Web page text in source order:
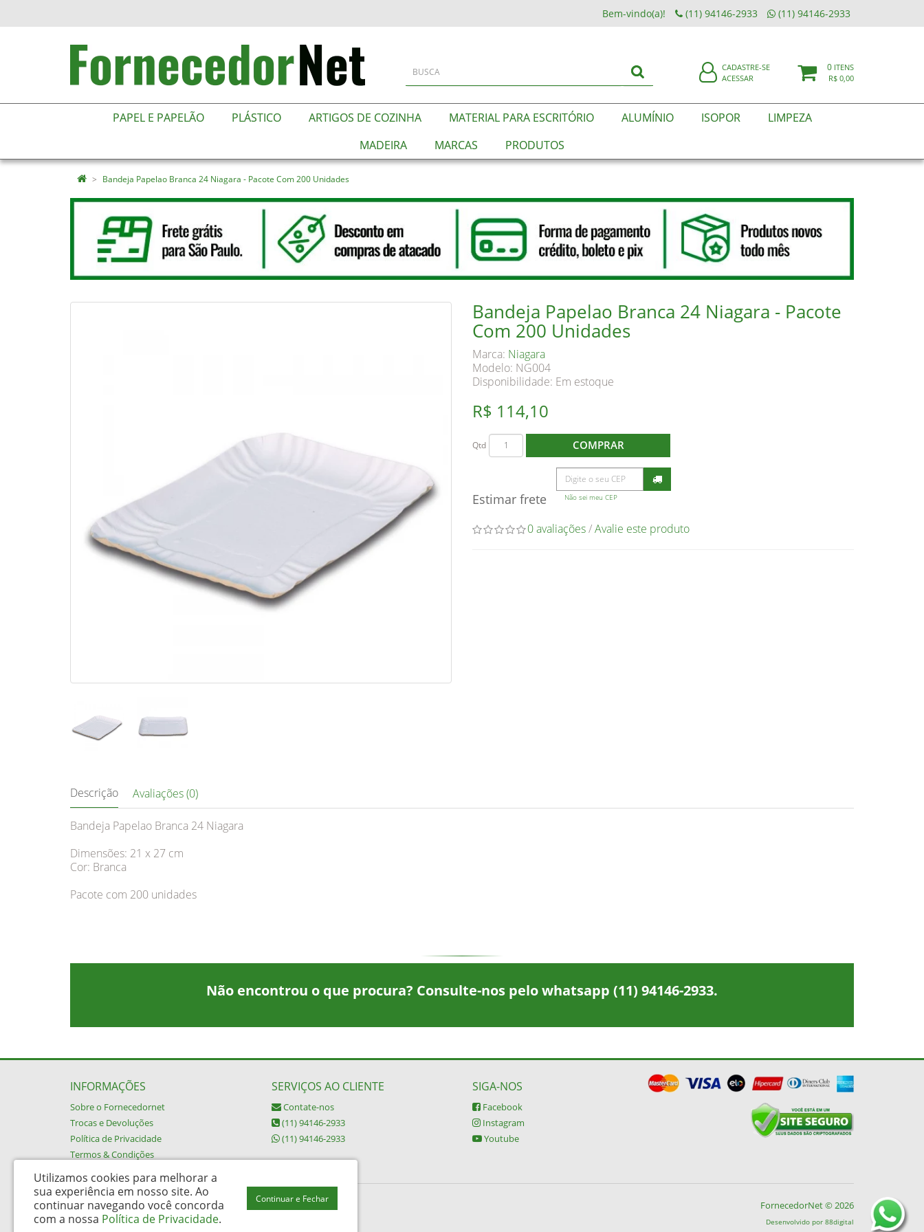
Bem-vindo(a)! (11) 94146-2933 (11) 94146-2933
CADASTRE-SE
ACESSAR
0 ITENS
R$ 0,00
PAPEL E PAPELÃO PLÁSTICO ARTIGOS DE COZINHA MATERIAL PARA ESCRITÓRIO ALUMÍNIO ISOPOR
LIMPEZA
MADEIRA
MARCAS PRODUTOS
Bandeja Papelao Branca 24 Niagara - Pacote Com 200 Unidades
Bandeja Papelao Branca 24 Niagara - Pacote
Com 200 Unidades
Marca: Niagara
Modelo: NG004
Disponibilidade: Em estoque
R$ 114,10
Qtd COMPRAR
Estimar frete Não sei meu CEP
0 avaliações/Avalie este produto
Descrição Avaliações (0)
Bandeja Papelao Branca 24 Niagara
Dimensões: 21 x 27 cm
Cor: Branca
Pacote com 200 unidades
Não encontrou o que procura? Consulte-nos pelo whatsapp (11) 94146-2933.
INFORMAÇÕES
Sobre o Fornecedornet
Trocas e Devoluções
Política de Privacidade
Termos & Condições
SERVIÇOS AO CLIENTE
Contate-nos
(11) 94146-2933
(11) 94146-2933
SIGA-NOS
Facebook
Instagram
Youtube
Buypack Brasil Descartáveis Ltda - CNPJ: 06.002.162/0001-45
Rua da Alfândega 487 – Brás - São Paulo / SP - CEP: 03006-030
FornecedorNet © 2026
Desenvolvido por 88digital
Utilizamos cookies para melhorar a
sua experiência em nosso site. Ao
continuar navegando você concorda
com a nossa Política de Privacidade.
Continuar e Fechar